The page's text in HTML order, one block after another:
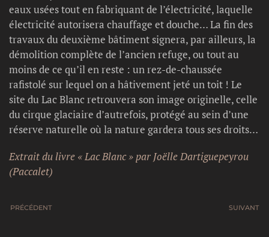
eaux usées tout en fabriquant de l’électricité, laquelle
électricité autorisera chauffage et douche… La fin des
travaux du deuxième bâtiment signera, par ailleurs, la
démolition complète de l’ancien refuge, ou tout au
moins de ce qu’il en reste : un rez-de-chaussée
rafistolé sur lequel on a hâtivement jeté un toit ! Le
site du Lac Blanc retrouvera son image originelle, celle
du cirque glaciaire d’autrefois, protégé au sein d’une
réserve naturelle où la nature gardera tous ses droits…
Extrait du livre « Lac Blanc » par Joëlle Dartiguepeyrou
(Paccalet)
PRÉCÉDENT SUIVANT